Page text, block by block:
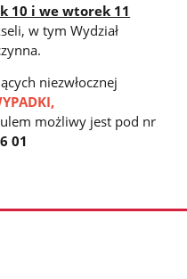
10 i we wtorek 11
w tym Wydział
niezwłocznej
możliwy jest pod nr
01